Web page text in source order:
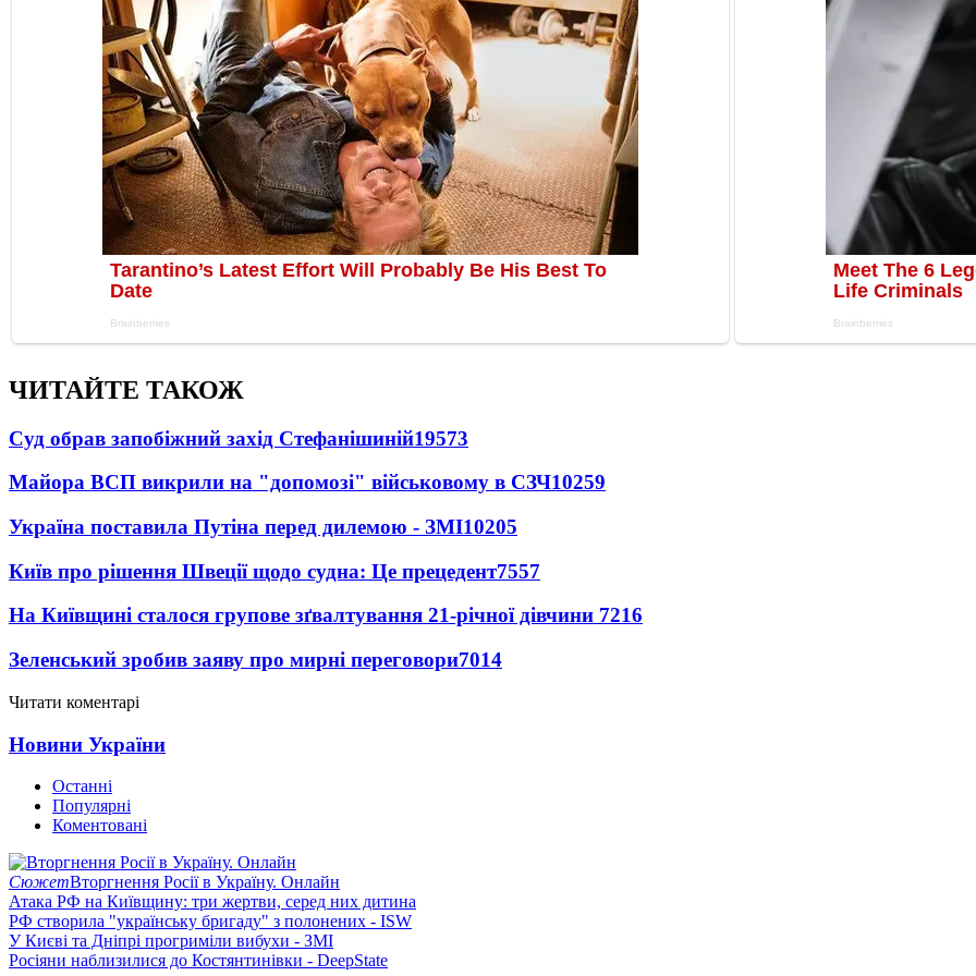
ЧИТАЙТЕ ТАКОЖ
Суд обрав запобіжний захід Стефанішиній19573
Майора ВСП викрили на "допомозі" військовому в СЗЧ10259
Україна поставила Путіна перед дилемою - ЗМІ10205
Київ про рішення Швеції щодо судна: Це прецедент7557
На Київщині сталося групове зґвалтування 21-річної дівчини 7216
Зеленський зробив заяву про мирні переговори7014
Читати коментарі
Новини України
Останні
Популярні
Коментовані
СюжетВторгнення Росії в Україну. Онлайн
Атака РФ на Київщину: три жертви, серед них дитина
РФ створила "українську бригаду" з полонених - ISW
У Києві та Дніпрі прогриміли вибухи - ЗМІ
Росіяни наблизилися до Костянтинівки - DeepState